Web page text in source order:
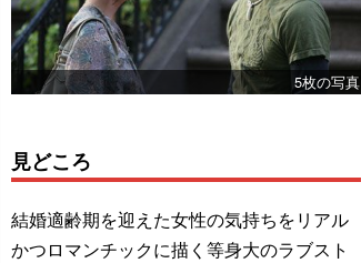
5枚の写真
見どころ
結婚適齢期を迎えた女性の気持ちをリアル
かつロマンチックに描く等身大のラブスト